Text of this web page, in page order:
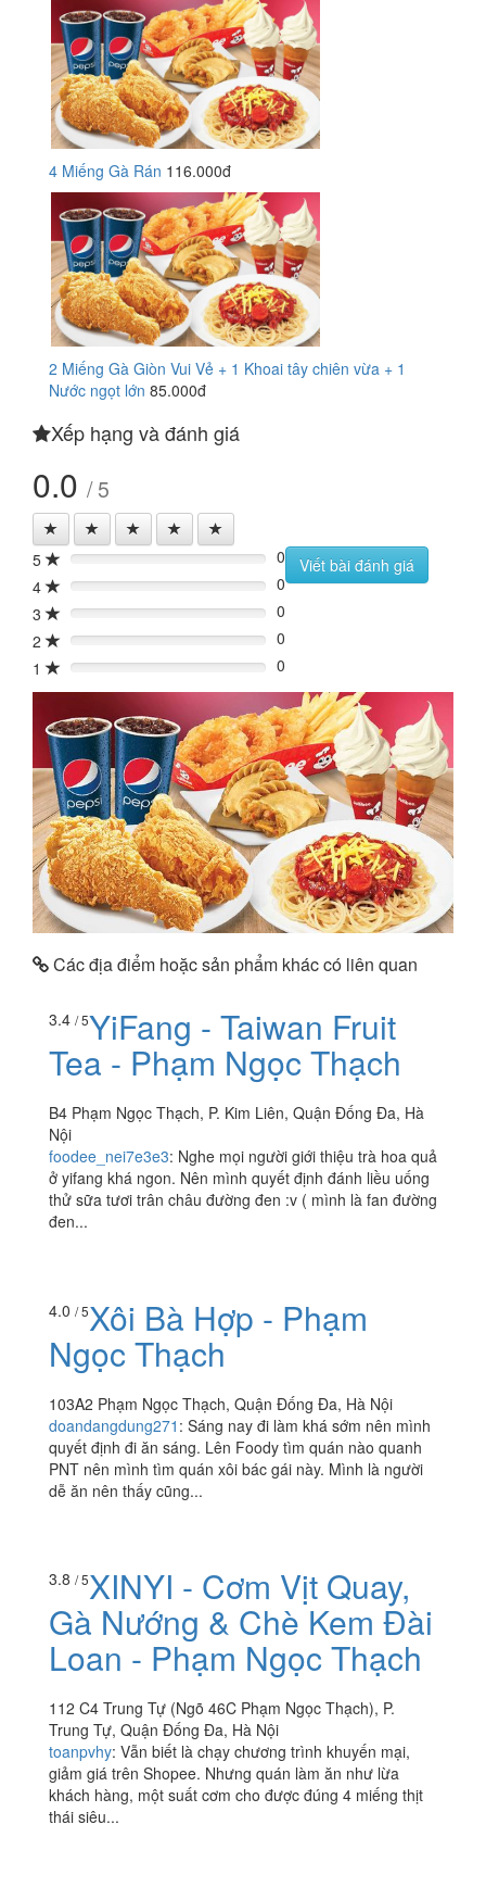
4 Miếng Gà Rán 116.000đ
2 Miếng Gà Giòn Vui Vẻ + 1 Khoai tây chiên vừa + 1
Nước ngọt lớn 85.000đ
Xếp hạng và đánh giá
0.0 / 5
5 0%
0
4
0%
0
3
0%
0
2
0%
0
1
0% 0
Viết bài đánh giá
Các địa điểm hoặc sản phẩm khác có liên quan
3.4 / 5YiFang - Taiwan Fruit
Tea - Phạm Ngọc Thạch
B4 Phạm Ngọc Thạch, P. Kim Liên, Quận Đống Đa, Hà
Nội
foodee_nei7e3e3: Nghe mọi người giới thiệu trà hoa quả
ở yifang khá ngon. Nên mình quyết định đánh liều uống
thử sữa tươi trân châu đường đen :v ( mình là fan đường
đen...
4.0 / 5Xôi Bà Hợp - Phạm
Ngọc Thạch
103A2 Phạm Ngọc Thạch, Quận Đống Đa, Hà Nội
doandangdung271 : Sáng nay đi làm khá sớm nên mình
quyết định đi ăn sáng. Lên Foody tìm quán nào quanh
PNT nên mình tìm quán xôi bác gái này. Mình là người
dễ ăn nên thấy cũng...
3.8 / 5XINYI - Cơm Vịt Quay,
Gà Nướng & Chè Kem Đài
Loan - Phạm Ngọc Thạch
112 C4 Trung Tự (Ngõ 46C Phạm Ngọc Thạch), P.
Trung Tự, Quận Đống Đa, Hà Nội
toanpvhy: Vẫn biết là chạy chương trình khuyến mại,
giảm giá trên Shopee. Nhưng quán làm ăn như lừa
khách hàng, một suất cơm cho được đúng 4 miếng thịt
thái siêu...